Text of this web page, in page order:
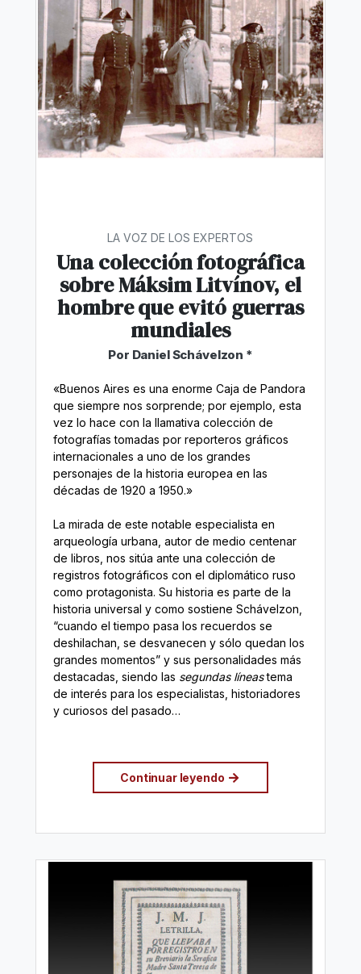
LA VOZ DE LOS EXPERTOS
Una colección fotográfica
sobre Máksim Litvínov, el
hombre que evitó guerras
mundiales
Por Daniel Schávelzon *
«Buenos Aires es una enorme Caja de Pandora
que siempre nos sorprende; por ejemplo, esta
vez lo hace con la llamativa colección de
fotografías tomadas por reporteros gráficos
internacionales a uno de los grandes
personajes de la historia europea en las
décadas de 1920 a 1950.»
La mirada de este notable especialista en
arqueología urbana, autor de medio centenar
de libros, nos sitúa ante una colección de
registros fotográficos con el diplomático ruso
como protagonista. Su historia es parte de la
historia universal y como sostiene Schávelzon,
“cuando el tiempo pasa los recuerdos se
deshilachan, se desvanecen y sólo quedan los
grandes momentos” y sus personalidades más
destacadas, siendo las segundas líneastema
de interés para los especialistas, historiadores
y curiosos del pasado…
Continuar leyendo